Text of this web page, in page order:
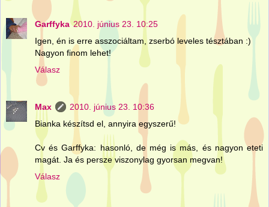
Garffyka 2010. június 23. 10:25
Igen, én is erre asszociáltam, zserbó leveles tésztában :)
Nagyon finom lehet!
Válasz
Max
2010. június 23. 10:36
Bianka készítsd el, annyira egyszerű!
Cv és Garffyka: hasonló, de még is más, és nagyon eteti
magát. Ja és persze viszonylag gyorsan megvan!
Válasz